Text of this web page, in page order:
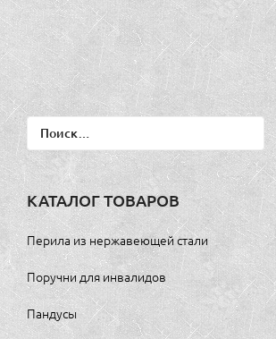
Найти:
КАТАЛОГ ТОВАРОВ
Перила из нержавеющей стали
Поручни для инвалидов
Пандусы